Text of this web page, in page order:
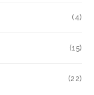
(4)
(15)
(22)